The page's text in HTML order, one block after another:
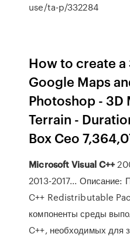
use/ta-p/332284
How to create a
Google Maps
Photoshop - 3D
Terrain -
Box Ceo
Microsoft VisualC++
2013-2017... Описание:
C++ Redistributable
компоненты среды
C++, необходимых для